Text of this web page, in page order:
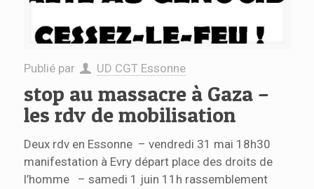
Publié par UD CGT Essonne
stop au massacre à Gaza –
les rdv de mobilisation
Deux rdv en Essonne – vendredi 31 mai 18h30
manifestation à Evry départ place des droits de
l’homme – samedi 1 juin 11h rassemblement